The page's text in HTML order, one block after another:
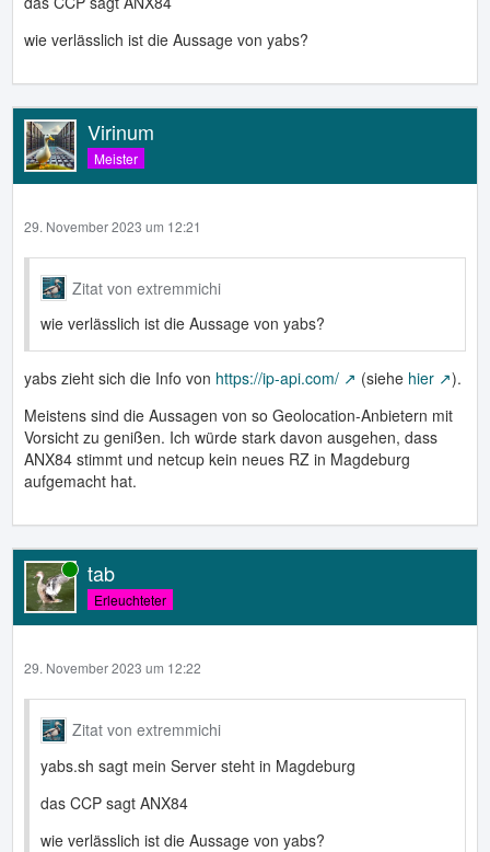
wie verlässlich ist die Aussage von yabs?
Virinum
Meister
29. November 2023 um 12:21
Zitat von extremmichi
wie verlässlich ist die Aussage von yabs?
yabs zieht sich die Info von https://ip-api.com/ (siehe hier
).
Meistens sind die Aussagen von so Geolocation-Anbietern mit
Vorsicht zu genißen. Ich würde stark davon ausgehen, dass
ANX84 stimmt und netcup kein neues RZ in Magdeburg
aufgemacht hat.
tab
Online
Erleuchteter
29. November 2023 um 12:22
Zitat von extremmichi
yabs.sh sagt mein Server steht in Magdeburg
das CCP sagt ANX84
wie verlässlich ist die Aussage von yabs?